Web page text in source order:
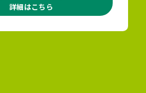
詳細はこちら